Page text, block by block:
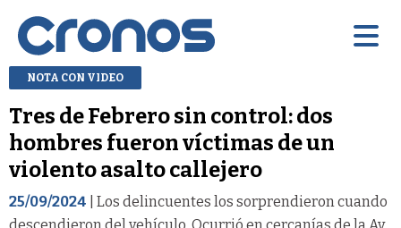
NOTA CON VIDEO
Tres de Febrero sin control: dos
hombres fueron víctimas de un
violento asalto callejero
25/09/2024 | Los delincuentes los sorprendieron cuando
descendieron del vehículo. Ocurrió en cercanías de la Av.